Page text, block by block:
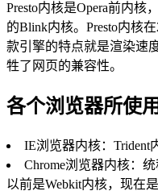
Presto内核是Opera前内核
的Blink内核。Presto内核
款引擎的特点就是渲染速
牲了网页的兼容性。
各个浏览器所使
IE浏览器内核：Trident
Chrome浏览器内核：统
以前是Webkit内核，现在